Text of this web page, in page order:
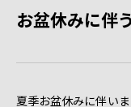
お盆休みに伴
夏季お盆休みに伴い